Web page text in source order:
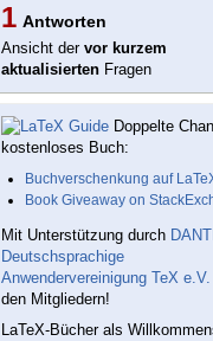
1 Antworten
Ansicht der vor kurzem
aktualisierten Fragen
Doppelte
kostenloses Buch:
Buchverschenkung auf
Book Giveaway on
Mit Unterstützung durch
Deutschsprachige
Anwendervereinigung TeX e.V.
den Mitgliedern!
LaTeX-Bücher als